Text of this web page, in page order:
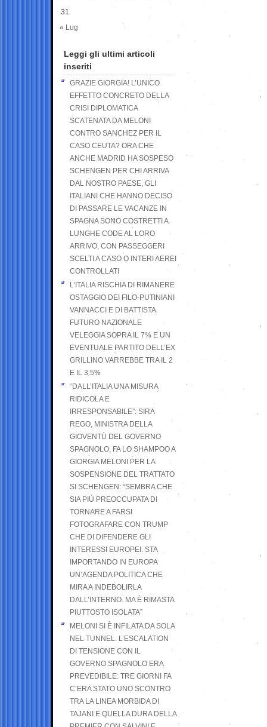
31
« Lug
Leggi gli ultimi articoli
inseriti
GRAZIE GIORGIA! L’UNICO
EFFETTO CONCRETO DELLA
CRISI DIPLOMATICA
SCATENATA DA MELONI
CONTRO SANCHEZ PER IL
CASO CEUTA? ORA CHE
ANCHE MADRID HA SOSPESO
SCHENGEN PER CHI ARRIVA
DAL NOSTRO PAESE, GLI
ITALIANI CHE HANNO DECISO
DI PASSARE LE VACANZE IN
SPAGNA SONO COSTRETTI A
LUNGHE CODE AL LORO
ARRIVO, CON PASSEGGERI
SCELTI A CASO O INTERI AEREI
CONTROLLATI
L’ITALIA RISCHIA DI RIMANERE
OSTAGGIO DEI FILO-PUTINIANI
VANNACCI E DI BATTISTA.
FUTURO NAZIONALE
VELEGGIA SOPRA IL 7% E UN
EVENTUALE PARTITO DELL’EX
GRILLINO VARREBBE TRA IL 2
E IL 3.5%
“DALL’ITALIA UNA MISURA
RIDICOLA E
IRRESPONSABILE”: SIRA
REGO, MINISTRA DELLA
GIOVENTÙ DEL GOVERNO
SPAGNOLO, FA LO SHAMPOO A
GIORGIA MELONI PER LA
SOSPENSIONE DEL TRATTATO
SI SCHENGEN: “SEMBRA CHE
SIA PIÙ PREOCCUPATA DI
TORNARE A FARSI
FOTOGRAFARE CON TRUMP
CHE DI DIFENDERE GLI
INTERESSI EUROPEI. STA
IMPORTANDO IN EUROPA
UN’AGENDA POLITICA CHE
MIRA A INDEBOLIRLA
DALL’INTERNO. MA È RIMASTA
PIUTTOSTO ISOLATA”
MELONI SI È INFILATA DA SOLA
NEL TUNNEL. L’ESCALATION
DI TENSIONE CON IL
GOVERNO SPAGNOLO ERA
PREVEDIBILE: TRE GIORNI FA
C’ERA STATO UNO SCONTRO
TRA LA LINEA MORBIDA DI
TAJANI E QUELLA DURA DELLA